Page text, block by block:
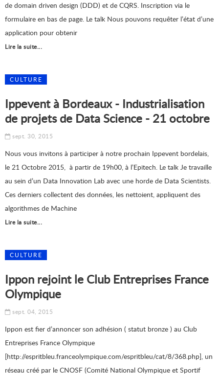
de domain driven design (DDD) et de CQRS. Inscription via le
formulaire en bas de page. Le talk Nous pouvons requêter l’état d’une
application pour obtenir
Lire la suite...
CULTURE
Ippevent à Bordeaux - Industrialisation
de projets de Data Science - 21 octobre
sept. 30, 2015
Nous vous invitons à participer à notre prochain Ippevent bordelais,
le 21 Octobre 2015, à partir de 19h00, à l’Epitech. Le talk Je travaille
au sein d’un Data Innovation Lab avec une horde de Data Scientists.
Ces derniers collectent des données, les nettoient, appliquent des
algorithmes de Machine
Lire la suite...
CULTURE
Ippon rejoint le Club Entreprises France
Olympique
sept. 04, 2015
Ippon est fier d’annoncer son adhésion ( statut bronze ) au Club
Entreprises France Olympique
[http://espritbleu.franceolympique.com/espritbleu/cat/8/368.php], un
réseau créé par le CNOSF (Comité National Olympique et Sportif